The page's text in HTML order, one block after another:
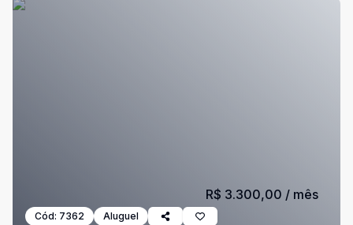
Cód: 7362 Aluguel
R$ 3.300,00 / mês